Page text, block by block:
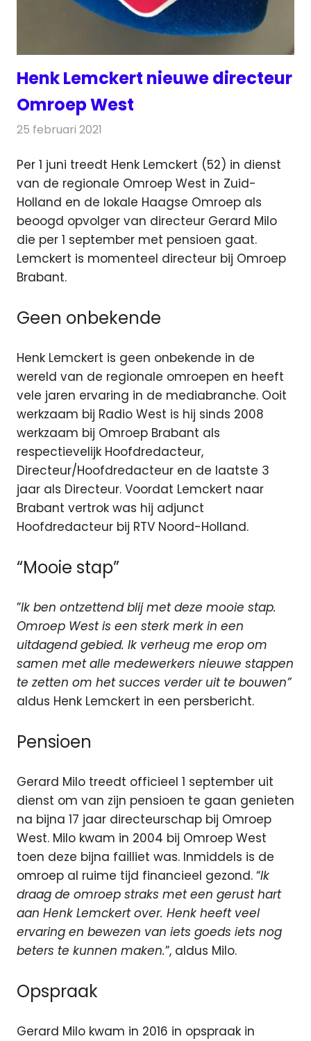
Henk Lemckert nieuwe directeur
Omroep West
25 februari 2021
Per 1 juni treedt Henk Lemckert (52) in dienst
van de regionale Omroep West in Zuid-
Holland en de lokale Haagse Omroep als
beoogd opvolger van directeur Gerard Milo
die per 1 september met pensioen gaat.
Lemckert is momenteel directeur bij Omroep
Brabant.
Geen onbekende
Henk Lemckert is geen onbekende in de
wereld van de regionale omroepen en heeft
vele jaren ervaring in de mediabranche. Ooit
werkzaam bij Radio West is hij sinds 2008
werkzaam bij Omroep Brabant als
respectievelijk Hoofdredacteur,
Directeur/Hoofdredacteur en de laatste 3
jaar als Directeur. Voordat Lemckert naar
Brabant vertrok was hij adjunct
Hoofdredacteur bij RTV Noord-Holland.
“Mooie stap”
”Ik ben ontzettend blij met deze mooie stap.
Omroep West is een sterk merk in een
uitdagend gebied. Ik verheug me erop om
samen met alle medewerkers nieuwe stappen
te zetten om het succes verder uit te bouwen”
aldus Henk Lemckert in een persbericht.
Pensioen
Gerard Milo treedt officieel 1 september uit
dienst om van zijn pensioen te gaan genieten
na bijna 17 jaar directeurschap bij Omroep
West. Milo kwam in 2004 bij Omroep West
toen deze bijna failliet was. Inmiddels is de
omroep al ruime tijd financieel gezond. “Ik
draag de omroep straks met een gerust hart
aan Henk Lemckert over. Henk heeft veel
ervaring en bewezen van iets goeds iets nog
beters te kunnen maken.”, aldus Milo.
Opspraak
Gerard Milo kwam in 2016 in opspraak in